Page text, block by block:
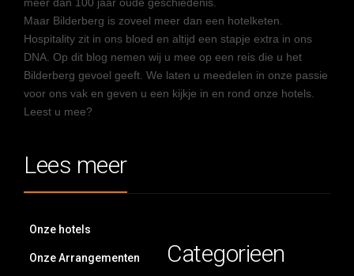
Maar Bilderberg is zoveel meer dan een hotelketen.
Hospitality zit in ons bloed en altijd een stapje extra in ons
DNA. Op dit blog nemen wij u mee op een reis die u het
Bilderberg gevoel geeft. We laten u meedelen in onze passie
voor ons vak en geven u een kijkje in en rond onze hotels.
Leest u mee?
Lees meer
Onze hotels
Onze Arrangementen Categorieen